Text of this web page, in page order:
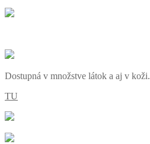
Dostupná v množstve látok a aj v koži.
TU